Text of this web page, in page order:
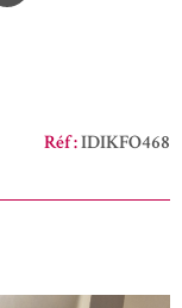
idéal pour un
un cadre
1ER
immobilier. Vous
votre bien
question en droit de
des baux ?
dans le domaine,
Réf :IDIKFO468